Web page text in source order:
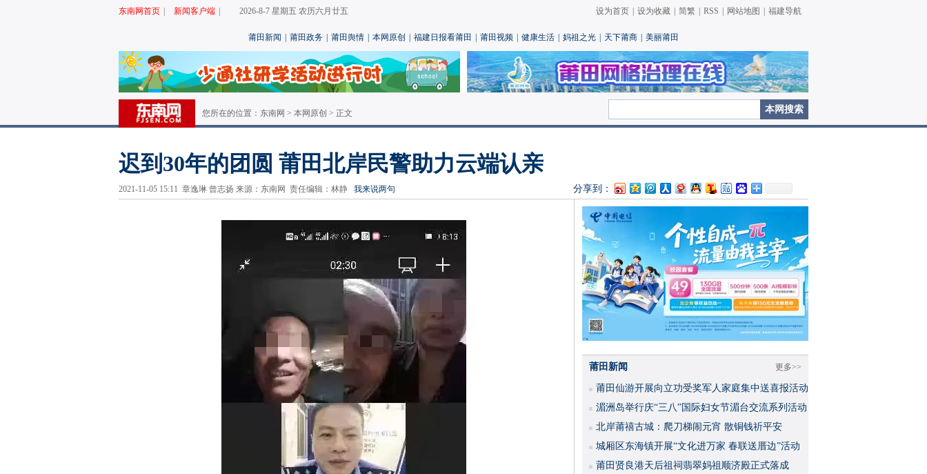
东南网首页 新闻客户端 2026-8-7 星期五 农历六月廿五 设为首页 设为收藏 简繁 RSS 网站地图 福建导航
莆田新闻 莆田政务 莆田舆情 本网原创 福建日报看莆田 莆田视频 健康生活 妈祖之光 天下莆商 美丽莆田
您所在的位置： 东南网 > 本网原创 > 正文
迟到30年的团圆 莆田北岸民警助力云端认亲
2021-11-05 15:11 章逸琳 曾志扬 来源：东南网 责任编辑：林静 我来说两句 分享到：
更多>>
莆田新闻
莆田仙游开展向立功受奖军人家庭集中送喜报活动
湄洲岛举行庆“三八”国际妇女节湄台交流系列活动
北岸莆禧古城：爬刀梯闹元宵 散铜钱祈平安
城厢区东海镇开展“文化进万家 春联送厝边”活动
莆田贤良港天后祖祠翡翠妈祖顺济殿正式落成